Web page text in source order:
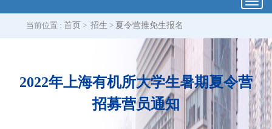
当前位置 : 首页 > 招生 > 夏令营推免生报名
2022年上海有机所大学生暑期夏令营
招募营员通知